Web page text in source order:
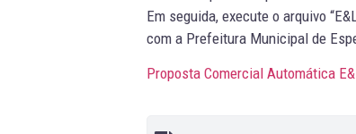
Em seguida, execute o arquivo
com a Prefeitura Municipal de
Proposta Comercial Automática